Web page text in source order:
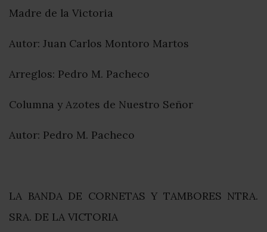
Madre de la Victoria
Autor: Juan Carlos Montoro Martos
Arreglos: Pedro M. Pacheco
Columna y Azotes de Nuestro Señor
Autor: Pedro M. Pacheco
LA BANDA DE CORNETAS Y TAMBORES NTRA.
SRA. DE LA VICTORIA